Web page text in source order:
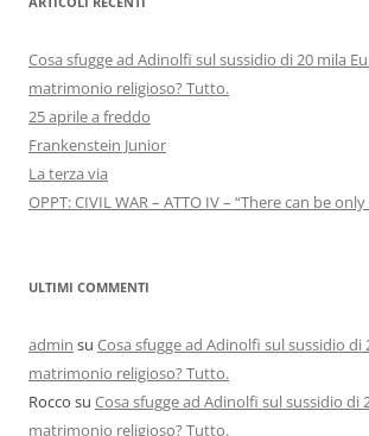
Cosa sfugge ad Adinolfi sul sussidio di 20 mila
matrimonio religioso? Tutto.
25 aprile a freddo
Frankenstein Junior
La terza via
OPPT: CIVIL WAR – ATTO IV – “There can be
ULTIMI COMMENTI
admin su Cosa sfugge ad Adinolfi sul sussidio di
matrimonio religioso? Tutto.
Rocco su Cosa sfugge ad Adinolfi sul sussidio di
matrimonio religioso? Tutto.